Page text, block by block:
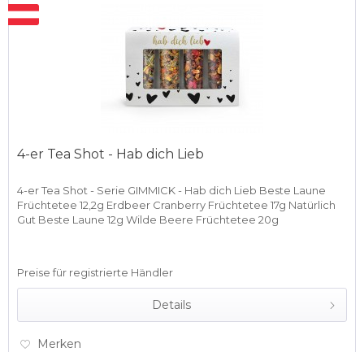
4-er Tea Shot - Hab dich Lieb
4-er Tea Shot - Serie GIMMICK - Hab dich Lieb Beste Laune
Früchtetee 12,2g Erdbeer Cranberry Früchtetee 17g Natürlich
Gut Beste Laune 12g Wilde Beere Früchtetee 20g
Preise für registrierte Händler
Details
Merken